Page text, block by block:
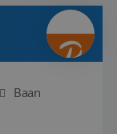
Baan
5 maanden 4
weken